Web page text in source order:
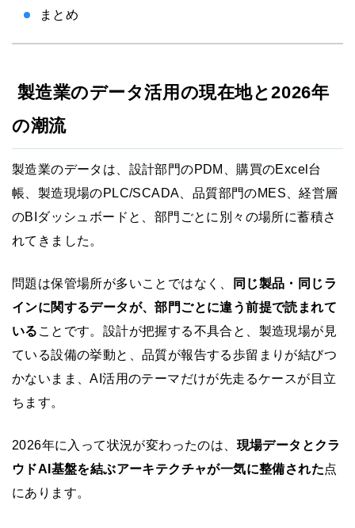
まとめ
製造業のデータ活用の現在地と2026年
の潮流
製造業のデータは、設計部門のPDM、購買のExcel台
帳、製造現場のPLC/SCADA、品質部門のMES、経営層
のBIダッシュボードと、部門ごとに別々の場所に蓄積さ
れてきました。
問題は保管場所が多いことではなく、
同じ製品・同じラ
インに関するデータが、部門ごとに違う前提で読まれて
いる ことです。設計が把握する不具合と、製造現場が見
ている設備の挙動と、品質が報告する歩留まりが結びつ
かないまま、AI活用のテーマだけが先走るケースが目立
ちます。
2026年に入って状況が変わったのは、 現場データとクラ
ウドAI基盤を結ぶアーキテクチャが一気に整備された点
にあります。